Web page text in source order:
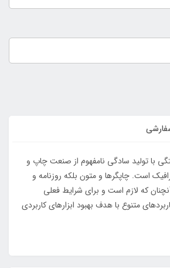
با تولید سادگی نامفهوم از صنعت چاپ و
است. چاپگرها و متون بلکه روزنامه و
که لازم است و برای شرایط فعلی
متنوع با هدف بهبود ابزارهای کاربردی